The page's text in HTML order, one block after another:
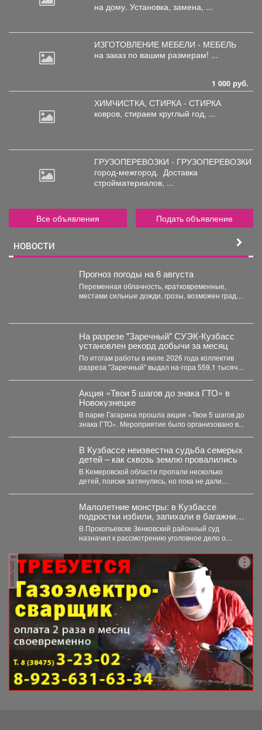
на дому. Установка, замена, ...
ИЗГОТОВЛЕНИЕ МЕБЕЛИ - МЕБЕЛЬ
на заказ по вашим размерам! ...
1 000 руб.
ХИМЧИСТКА, СТИРКА - СТИРКА
ковров, стираем круглый год, ...
ГРУЗОПЕРЕВОЗКИ - ГРУЗОПЕРЕВОЗКИ
город-межгород. Доставка
стройматериалов, ...
Все объявления Подать объявление
НОВОСТИ
Прогноз погоды на 6 августа
Переменная облачность, кратковременные,
местами сильные дожди, грозы, возможен град.
На разрезе "Заречный" СУЭК-Кузбасс
установлен рекорд добычи за месяц
По итогам работы в июле 2026 года коллектив
разреза "Заречный" выдал на-гора 559,1 тысяч
Акция «Твои 5 шагов до знака ГТО» в
Новокузнецке
В парке Гагарина прошла акция «Твои 5 шагов до
знака ГТО». Мероприятие было организовано в...
В Кузбассе неизвестна судьба семерых
детей – как сквозь землю провалились
В Кемеровской области пропали несколько
детей, поиски затянулись, но пока не дали
Малолетние монстры: в Кузбассе
подростки избили, запихали в багажник,
и похитили 10-летнего ребенка
В Прокопьевске Зенковский районный суд
назначил к рассмотрению уголовное дело о
реклама